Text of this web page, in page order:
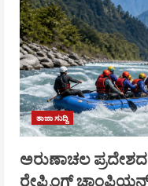
ತಾಜಾ ಸುದ್ದಿ
ಅರುಣಾಚಲ
ರೇಫ್ಟಿಂಗ್